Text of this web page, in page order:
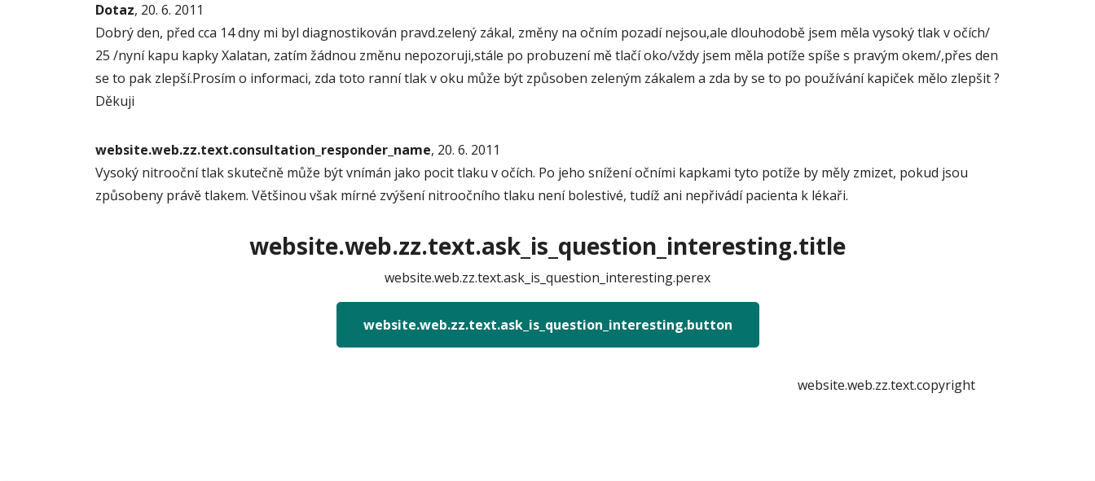
Dotaz, 20. 6. 2011
Dobrý den, před cca 14 dny mi byl diagnostikován pravd.zelený zákal, změny na očním pozadí nejsou,ale dlouhodobě jsem měla vysoký tlak v očích/
25 /nyní kapu kapky Xalatan, zatím žádnou změnu nepozoruji,stále po probuzení mě tlačí oko/vždy jsem měla potíže spíše s pravým okem/,přes den
se to pak zlepší.Prosím o informaci, zda toto ranní tlak v oku může být způsoben zeleným zákalem a zda by se to po používání kapiček mělo zlepšit ?
Děkuji
website.web.zz.text.consultation_responder_name, 20. 6. 2011
Vysoký nitrooční tlak skutečně může být vnímán jako pocit tlaku v očích. Po jeho snížení očními kapkami tyto potíže by měly zmizet, pokud jsou
způsobeny právě tlakem. Většinou však mírné zvýšení nitroočního tlaku není bolestivé, tudíž ani nepřivádí pacienta k lékaři.
website.web.zz.text.ask_is_question_interesting.title
website.web.zz.text.ask_is_question_interesting.perex
website.web.zz.text.ask_is_question_interesting.button
website.web.zz.text.copyright